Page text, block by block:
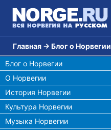
Главная → Блог о Норвегии
Блог о Норвегии
О Норвегии
История Норвегии
Культура Норвегии
Музыка Норвегии